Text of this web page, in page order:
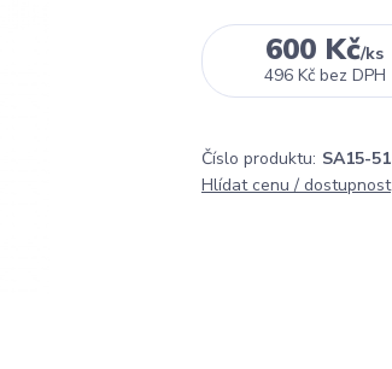
600 Kč/ks
496 Kč bez DPH
Číslo produktu: SA15-51
Hlídat cenu / dostupnost